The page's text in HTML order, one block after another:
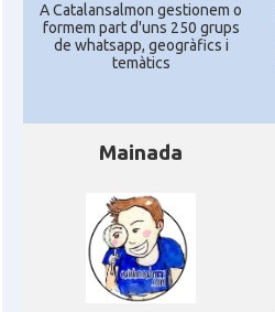
A Catalansalmon gestionem o
formem part d'uns 250 grups
de whatsapp, geogràfics i
temàtics
Mainada